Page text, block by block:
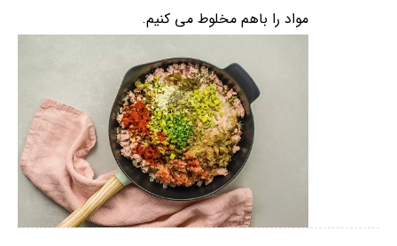
مواد را باهم مخلوط می کنیم.